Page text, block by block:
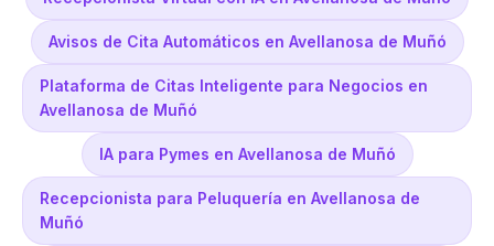
Avisos de Cita Automáticos en Avellanosa de Muñó
Plataforma de Citas Inteligente para Negocios en
Avellanosa de Muñó
IA para Pymes en Avellanosa de Muñó
Recepcionista para Peluquería en Avellanosa de
Muñó